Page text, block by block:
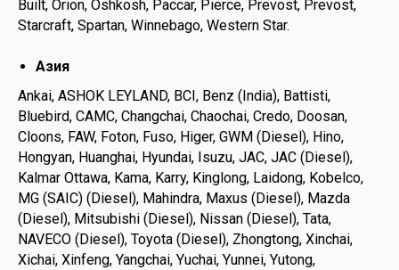
Built, Orion, Oshkosh, Paccar, Pierce, Prevost, Prevost,
Starcraft, Spartan, Winnebago, Western Star.
Азия
Ankai, ASHOK LEYLAND, BCI, Benz (India), Battisti,
Bluebird, CAMC, Changchai, Chaochai, Credo, Doosan,
Cloons, FAW, Foton, Fuso, Higer, GWM (Diesel), Hino,
Hongyan, Huanghai, Hyundai, Isuzu, JAC, JAC (Diesel),
Kalmar Ottawa, Kama, Karry, Kinglong, Laidong, Kobelco,
MG (SAIC) (Diesel), Mahindra, Maxus (Diesel), Mazda
(Diesel), Mitsubishi (Diesel), Nissan (Diesel), Tata,
NAVECO (Diesel), Toyota (Diesel), Zhongtong, Xinchai,
Xichai, Xinfeng, Yangchai, Yuchai, Yunnei, Yutong,